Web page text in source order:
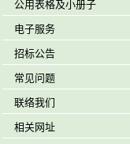
公用表格及小册子
电子服务
招标公告
常见问题
联络我们
相关网址